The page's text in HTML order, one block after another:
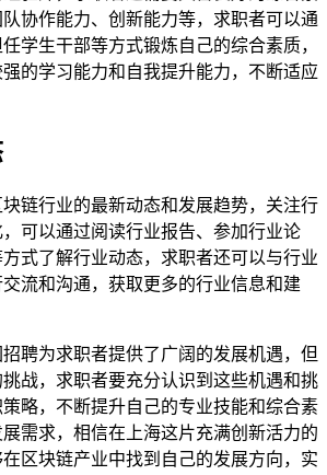
协作能力、创新能力等，求职者可以通
学生干部等方式锻炼自己的综合素质，
的学习能力和自我提升能力，不断适应
链行业的最新动态和发展趋势，关注行
可以通过阅读行业报告、参加行业论
式了解行业动态，求职者还可以与行业
流和沟通，获取更多的行业信息和建
招聘为求职者提供了广阔的发展机遇，但
战，求职者要充分认识到这些机遇和挑
略，不断提升自己的专业技能和综合素
需求，相信在上海这片充满创新活力的
区块链产业中找到自己的发展方向，实